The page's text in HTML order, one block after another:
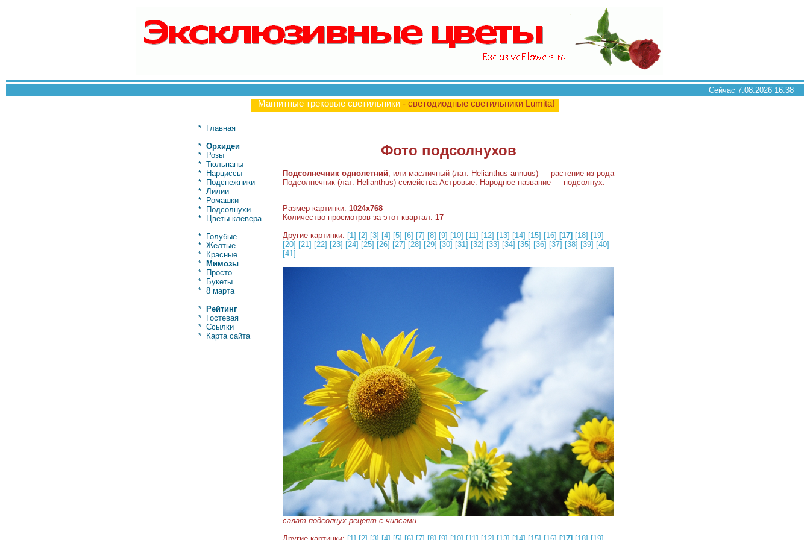
Сейчас 7.08.2026 16:38
Магнитные трековые светильники - светодиодные светильники Lumita!
*
Главная
* Орхидеи
*
Розы
* Тюльпаны
*
Нарциссы
*
Подснежники
* Лилии
*
Ромашки
*
Подсолнухи
*
Цветы клевера
*
Голубые
* Желтые
*
Красные
*
Мимозы
*
Просто
*
Букеты
* 8 марта
*
Рейтинг
*
Гостевая
* Ссылки
*
Карта сайта
Фото подсолнухов
Подсолнечник однолетний, или масличный (лат. Helianthus annuus) — растение из рода
Подсолнечник (лат. Helianthus) семейства Астровые. Народное название — подсолнух.
Размер картинки: 1024x768
Количество просмотров за этот квартал: 17
Другие картинки: [1] [2] [3] [4] [5] [6] [7] [8] [9] [10] [11] [12] [13] [14] [15] [16] [17] [18] [19]
[20] [21] [22] [23] [24] [25] [26] [27] [28] [29] [30] [31] [32] [33] [34] [35] [36] [37] [38] [39] [40]
[41]
салат подсолнух рецепт с чипсами